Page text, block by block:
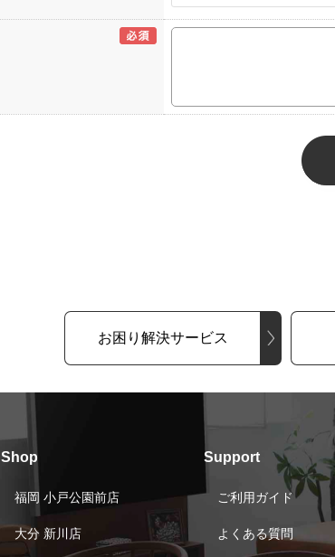
お困り解決サービス
Shop
福岡 小戸公園前店
大分 新川店
Support
ご利用ガイド
よくある質問